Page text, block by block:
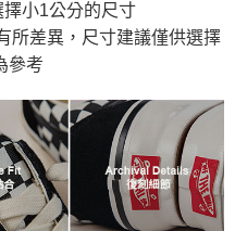
條碼／台灣大直營門市／銀行轉
繳費。
（以下簡稱本公司）所提供，讓
服務，並由商店將買賣／分期付款
公司帳單繳交帳款。
契約關係目的，商店將以您的個人
灣大哥大進項蒐集、處理及利用，
之確認、核對及更正。
https://oppay.tw/userRule
後，將跳轉至「AFTEE先享後付」
即可完成結帳。
簡訊。
簡訊中的連結，可透過四大超商／
費，但若您需要取消訂單，請聯絡
單仍視為有效，需透過AFTEE先享
之結帳頁面顯示為準，若有關於
關疑問，請聯繫「AFTEE先享後付
support/home
小1公分的尺寸
所差異，尺寸建議僅供選擇
參考